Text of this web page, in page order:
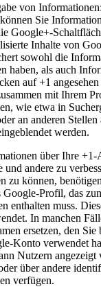
von
Sie
Google+-
Inhalte von
sowohl die
haben, als auch
auf +1 angesehen
mit Ihrem
wie etwa in
an anderen Stellen
werden.
über Ihre
und andere zu
zu können,
Google-Profil, das
enthalten muss.
In manchen
ersetzen, den
Konto verwendet
Nutzern angezeigt
über andere
verfügen.